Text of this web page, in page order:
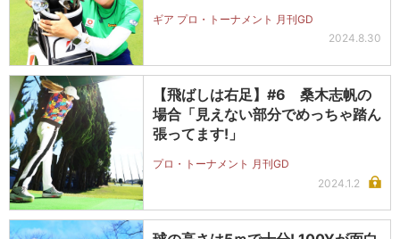
ギア プロ・トーナメント 月刊GD
2024.8.30
【飛ばしは右足】#6 桑木志帆の
場合「見えない部分でめっちゃ踏ん
張ってます!」
プロ・トーナメント 月刊GD
2024.1.2